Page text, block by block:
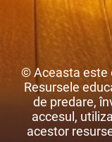
© Aceasta este
Resursele
de predare,
accesul,
acestor